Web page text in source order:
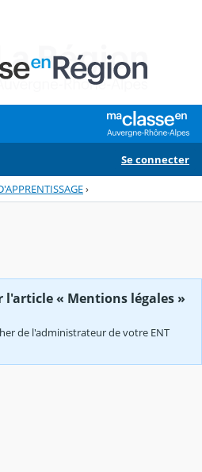
Se connecter
›
« Mentions légales »
de l'administrateur de votre ENT